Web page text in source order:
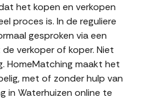
het kopen en verkopen
proces is. In de reguliere
gesproken via een
verkoper of koper. Niet
HomeMatching maakt het
met of zonder hulp van
in Waterhuizen online te